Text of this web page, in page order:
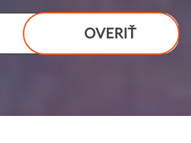
OVERIŤ